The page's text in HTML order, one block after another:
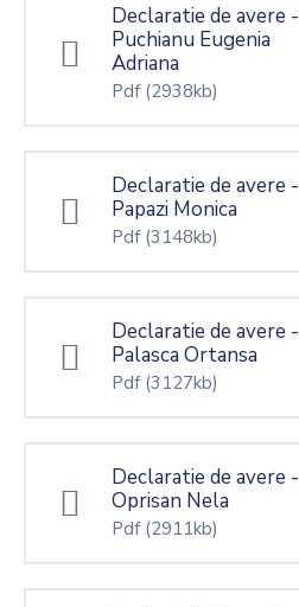
Declaratie de avere -
Puchianu Eugenia
Adriana
Pdf (2938kb)
Declaratie de avere -
Papazi Monica
Pdf (3148kb)
Declaratie de avere -
Palasca Ortansa
Pdf (3127kb)
Declaratie de avere -
Oprisan Nela
Pdf (2911kb)